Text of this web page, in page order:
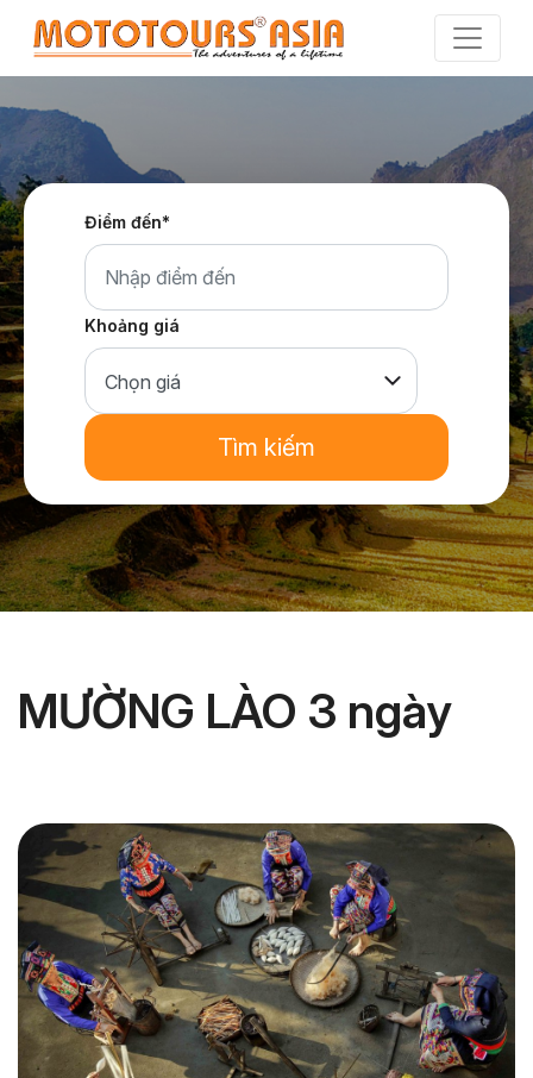
the
Điểm đến*
Khoảng giá
Tìm kiếm
MƯỜNG LÀO 3 ngày